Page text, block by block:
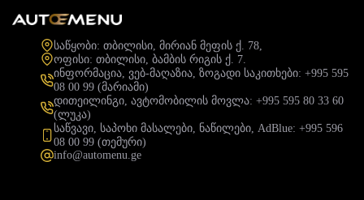
საწყობი: თბილისი, მირიან მეფის ქ. 78,
ოფისი: თბილისი, ბამბის რიგის ქ. 7.
ინფორმაცია, ვებ-მაღაზია, ზოგადი საკითხები: +995 595
08 00 99 (მარიამი)
დითეილინგი, ავტომობილის მოვლა: +995 595 80 33 60
(ლუკა)
საწვავი, საპოხი მასალები, ნაწილები, AdBlue: +995 596
08 00 99 (თემური)
info@automenu.ge